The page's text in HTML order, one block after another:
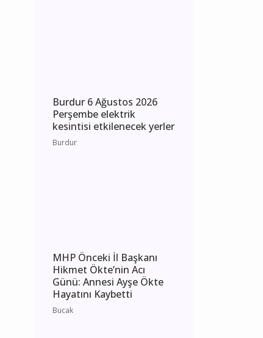
Burdur 6 Ağustos 2026
Perşembe elektrik
kesintisi etkilenecek yerler
Burdur
MHP Önceki İl Başkanı
Hikmet Ökte’nin Acı
Günü: Annesi Ayşe Ökte
Hayatını Kaybetti
Bucak